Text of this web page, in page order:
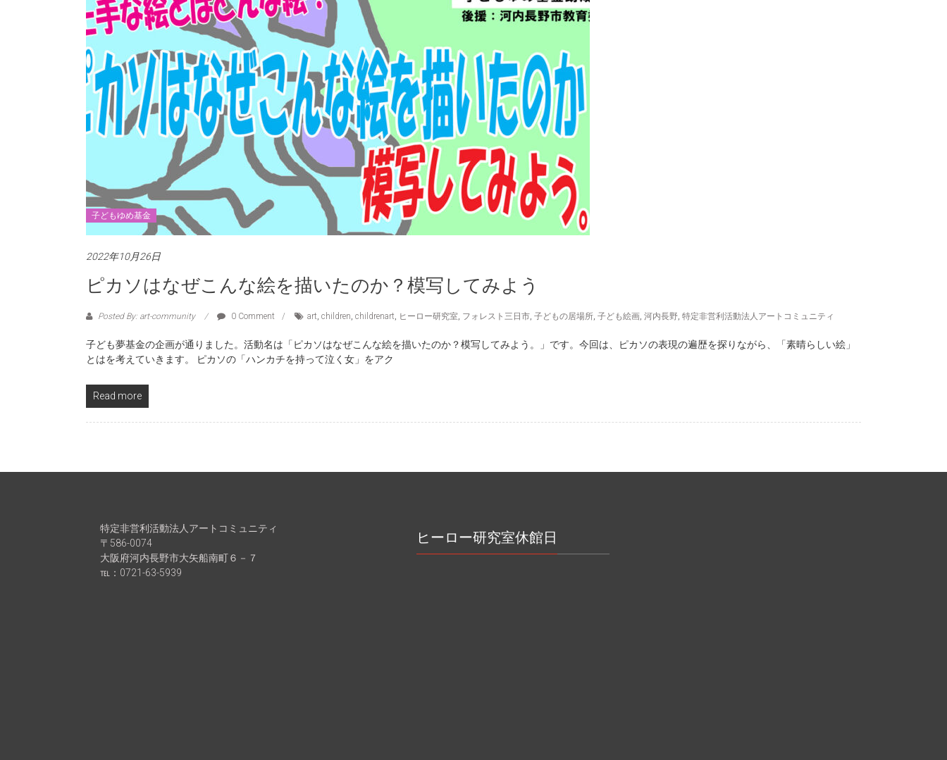
子どもゆめ基金
2022年10月26日
ピカソはなぜこんな絵を描いたのか？模写してみよう
Posted By: art-community 0 Comment art, children, childrenart, ヒーロー研究室, フォレスト三日市, 子どもの居場所, 子ども絵画, 河内長野, 特定非営利活動法人アートコミュニティ
子ども夢基金の企画が通りました。活動名は「ピカソはなぜこんな絵を描いたのか？模写してみよう。」です。今回は、ピカソの表現の遍歴を探りながら、「素晴らしい絵」
とはを考えていきます。 ピカソの「ハンカチを持って泣く女」をアク
Read more
特定非営利活動法人アートコミュニティ
〒586-0074
大阪府河内長野市大矢船南町６－７
℡：0721-63-5939
ヒーロー研究室休館日